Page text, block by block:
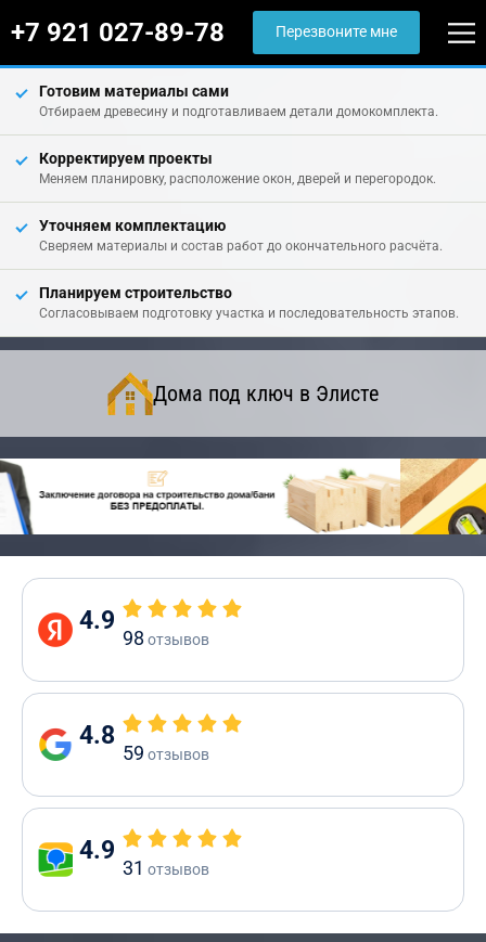
+7 921 027-89-78 Перезвоните мне
Готовим материалы сами
Отбираем древесину и подготавливаем детали домокомплекта.
Корректируем проекты
Меняем планировку, расположение окон, дверей и перегородок.
Уточняем комплектацию
Сверяем материалы и состав работ до окончательного расчёта.
Планируем строительство
Согласовываем подготовку участка и последовательность этапов.
Дома под ключ в Элисте
4.9
98 отзывов
4.8
59 отзывов
4.9
31 отзывов